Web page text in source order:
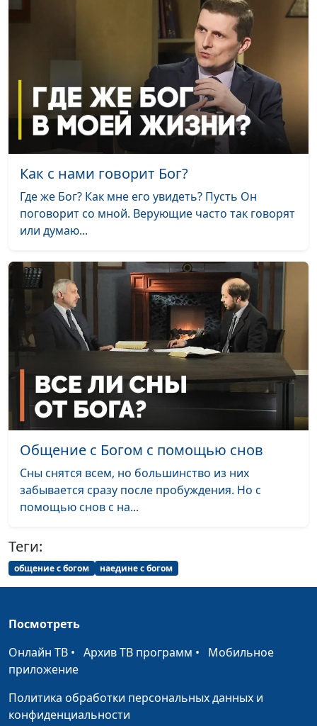
Как с нами говорит Бог?
Где же Бог? Как мне его увидеть? Пусть Он
поговорит со мной. Верующие часто так говорят
или думаю...
Общение с Богом с помощью снов
Сны снятся всем, но большинство из них
забывается сразу после пробуждения. Но с
помощью снов с на...
Теги:
общение с богом наедине с богом
Посмотреть
Онлайн ТВ • Архив ТВ программ • Мобильное
приложение
Политика обработки персональных данных и
конфиденциальности